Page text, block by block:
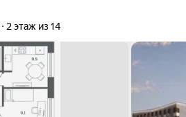
2 этаж из 14